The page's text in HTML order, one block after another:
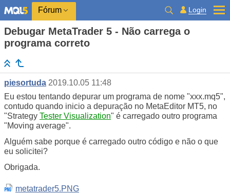
Fórum Login
Debugar MetaTrader 5 - Não carrega o
programa correto
piesortuda 2019.10.05 11:48
Eu estou tentando depurar um programa de nome "xxx.mq5",
contudo quando inicio a depuração no MetaEditor MT5, no
"Strategy Tester Visualization" é carregado outro programa
"Moving average".
Alguém sabe porque é carregado outro código e não o que
eu solicitei?
Obrigada.
metatrader5.PNG